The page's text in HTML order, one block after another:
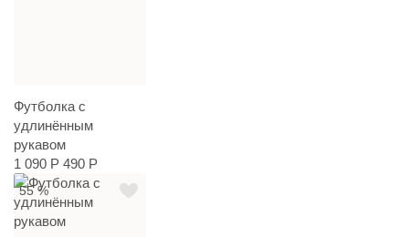
Футболка с
удлинённым
рукавом
1 090 Р 490 Р
55 %